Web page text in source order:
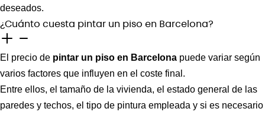
deseados.
¿Cuánto cuesta pintar un piso en Barcelona?
El precio de pintar un piso en Barcelona puede variar según
varios factores que influyen en el coste final.
Entre ellos, el tamaño de la vivienda, el estado general de las
paredes y techos, el tipo de pintura empleada y si es necesario